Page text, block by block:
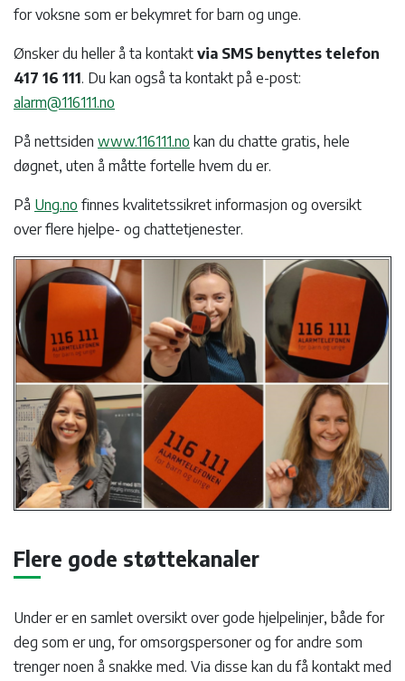
for voksne som er bekymret for barn og unge.
Ønsker du heller å ta kontakt via SMS benyttes telefon
417 16 111. Du kan også ta kontakt på e-post:
alarm@116111.no
På nettsiden www.116111.no kan du chatte gratis, hele
døgnet, uten å måtte fortelle hvem du er.
På Ung.no finnes kvalitetssikret informasjon og oversikt
over flere hjelpe- og chattetjenester.
Flere gode støttekanaler
Under er en samlet oversikt over gode hjelpelinjer, både for
deg som er ung, for omsorgspersoner og for andre som
trenger noen å snakke med. Via disse kan du få kontakt med